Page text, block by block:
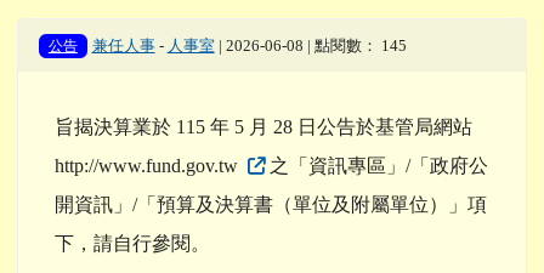
公告 兼任人事- 人事室 | 2026-06-08 | 點閱數： 145
旨揭決算業於 115 年 5 月 28 日公告於基管局網站
http://www.fund.gov.tw
之「資訊專區」/「政府公
開資訊」/「預算及決算書（單位及附屬單位）」項
下，請自行參閱。